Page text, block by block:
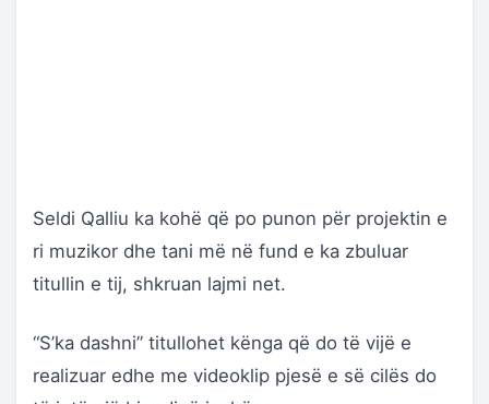
Seldi Qalliu ka kohë që po punon për projektin e
ri muzikor dhe tani më në fund e ka zbuluar
titullin e tij, shkruan lajmi net.
“S’ka dashni” titullohet kënga që do të vijë e
realizuar edhe me videoklip pjesë e së cilës do